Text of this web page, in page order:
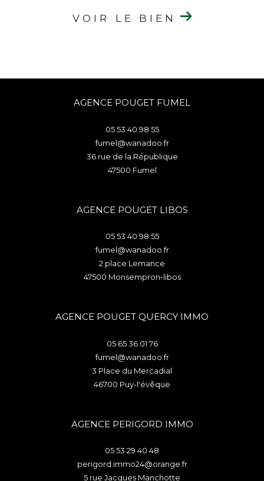
VOIR LE BIEN
AGENCE POUGET FUMEL
05 53 40 98 55
fumel@wanadoo.fr
36 rue de la République
47500
fumel
AGENCE POUGET LIBOS
05 53 40 98 55
fumel@wanadoo.fr
2 place Lemance
47500
monsempron-libos
AGENCE POUGET QUERCY IMMO
05 65 36 01 76
fumel@wanadoo.fr
3 Place du Mercadial
46700
puy-l'évêque
AGENCE PERIGORD IMMO
05 53 29 40 48
perigord.immo24@orange.fr
5 rue Jacques Manchotte